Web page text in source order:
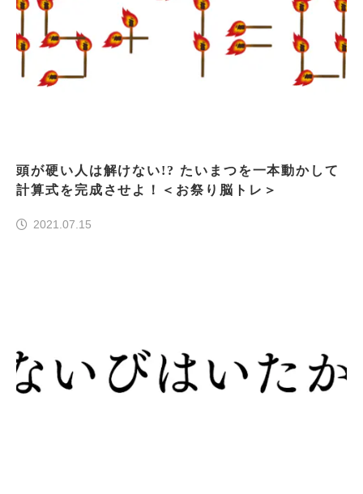
頭が硬い人は解けない!? たいまつを一本動かして
計算式を完成させよ！＜お祭り脳トレ＞
2021.07.15